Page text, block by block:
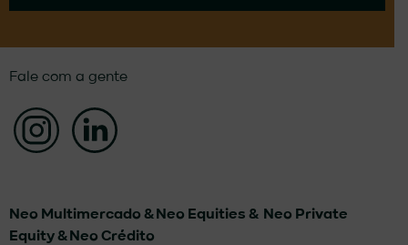
Fale com a gente
Neo Multimercado & Neo Equities & Neo Private
Equity & Neo Crédito